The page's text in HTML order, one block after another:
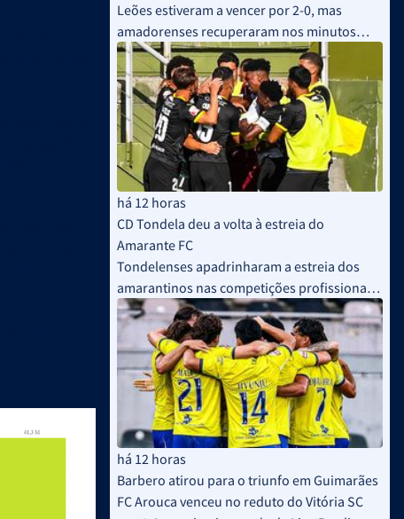
Leões estiveram a vencer por 2-0, mas
amadorenses recuperaram nos minutos
finais
há 12 horas
CD Tondela deu a volta à estreia do
Amarante FC
Tondelenses apadrinharam a estreia dos
amarantinos nas competições profissionais
e venceram por 2-1
há 12 horas
Barbero atirou para o triunfo em Guimarães
FC Arouca venceu no reduto do Vitória SC